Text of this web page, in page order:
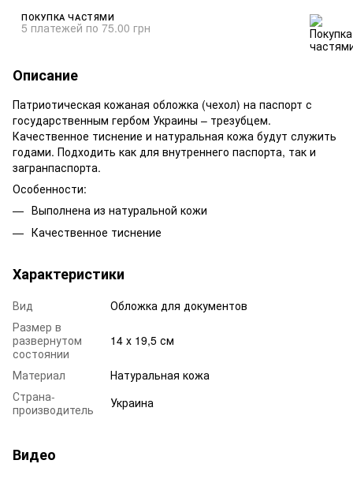
ПОКУПКА ЧАСТЯМИ
5 платежей по 75.00 грн
Описание
Патриотическая кожаная обложка (чехол) на паспорт с
государственным гербом Украины – трезубцем.
Качественное тиснение и натуральная кожа будут служить
годами. Подходить как для внутреннего паспорта, так и
загранпаспорта.
Особенности:
Выполнена из натуральной кожи
Качественное тиснение
Характеристики
Вид
Обложка для документов
Размер в
развернутом
состоянии
14 х 19,5 см
Материал
Натуральная кожа
Страна-
производитель
Украина
Видео